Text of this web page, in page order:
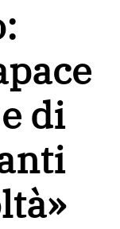
di